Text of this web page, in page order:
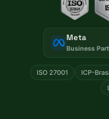
Meta
Business
ISO 27001 ICP-